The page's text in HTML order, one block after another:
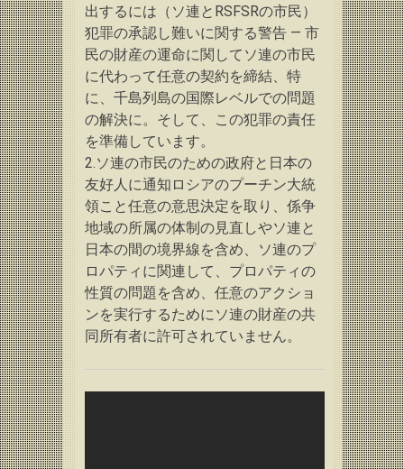
出するには （ソ連とRSFSRの市民）
犯罪の承認し難いに関する警告 — 市
民の財産の運命に関してソ連の市民
に代わって任意の契約を締結、特
に、千島列島の国際レベルでの問題
の解決に。 そして、この犯罪の責任
を準備しています。
2.ソ連の市民のための政府と日本の
友好人に通知ロシアのプーチン大統
領こと任意の意思決定を取り、係争
地域の所属の体制の見直しやソ連と
日本の間の境界線を含め、ソ連のプ
ロパティに関連して、プロパティの
性質の問題を含め、任意のアクショ
ンを実行するためにソ連の財産の共
同所有者に許可されていません。